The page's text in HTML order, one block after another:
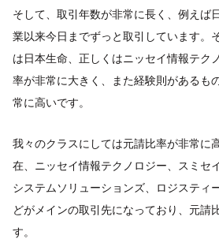
そして、取引年数が非常に長く、例えば
業以来今日までずっと取引しています。
は日本生命、正しくはニッセイ情報テク
率が非常に大きく、また経験則があるも
常に高いです。
我々のクラスにしては元請比率が非常に
在、ニッセイ情報テクノロジー、スミセ
システムソリューションズ、ロジスティ
どがメインの取引先になっており、元請
す。